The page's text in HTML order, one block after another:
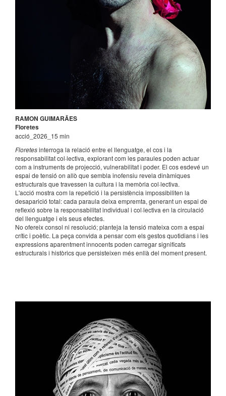
RAMON GUIMARÃES
Floretes
acció_2026_15 min
Floretesinterroga la relació entre el llenguatge, el cos i la
responsabilitat col·lectiva, explorant com les paraules poden actuar
com a instruments de projecció, vulnerabilitat i poder. El cos esdevé un
espai de tensió on allò que sembla inofensiu revela dinàmiques
estructurals que travessen la cultura i la memòria col·lectiva.
L'acció mostra com la repetició i la persistència impossibiliten la
desaparició total: cada paraula deixa empremta, generant un espai de
reflexió sobre la responsabilitat individual i col·lectiva en la circulació
del llenguatge i els seus efectes.
No ofereix consol ni resolució; planteja la tensió mateixa com a espai
crític i poètic. La peça convida a pensar com els gestos quotidians i les
expressions aparentment innocents poden carregar significats
estructurals i històrics que persisteixen més enllà del moment present.